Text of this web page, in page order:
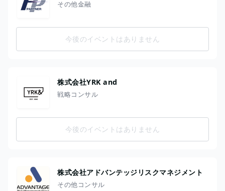
その他金融
今後のイベントはありません
株式会社YRK and
戦略コンサル
今後のイベントはありません
株式会社アドバンテッジリスクマネジメント
その他コンサル